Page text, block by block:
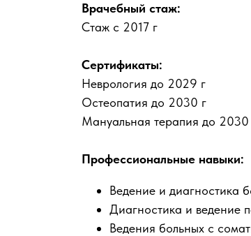
Врачебный стаж:
Стаж с 2017 г
Сертификаты:
Неврология до 2029 г
Остеопатия до 2030 г
Мануальная терапия до 2030
Профессиональные навыки:
Ведение и диагностика
Диагностика и ведение
Ведения больных с